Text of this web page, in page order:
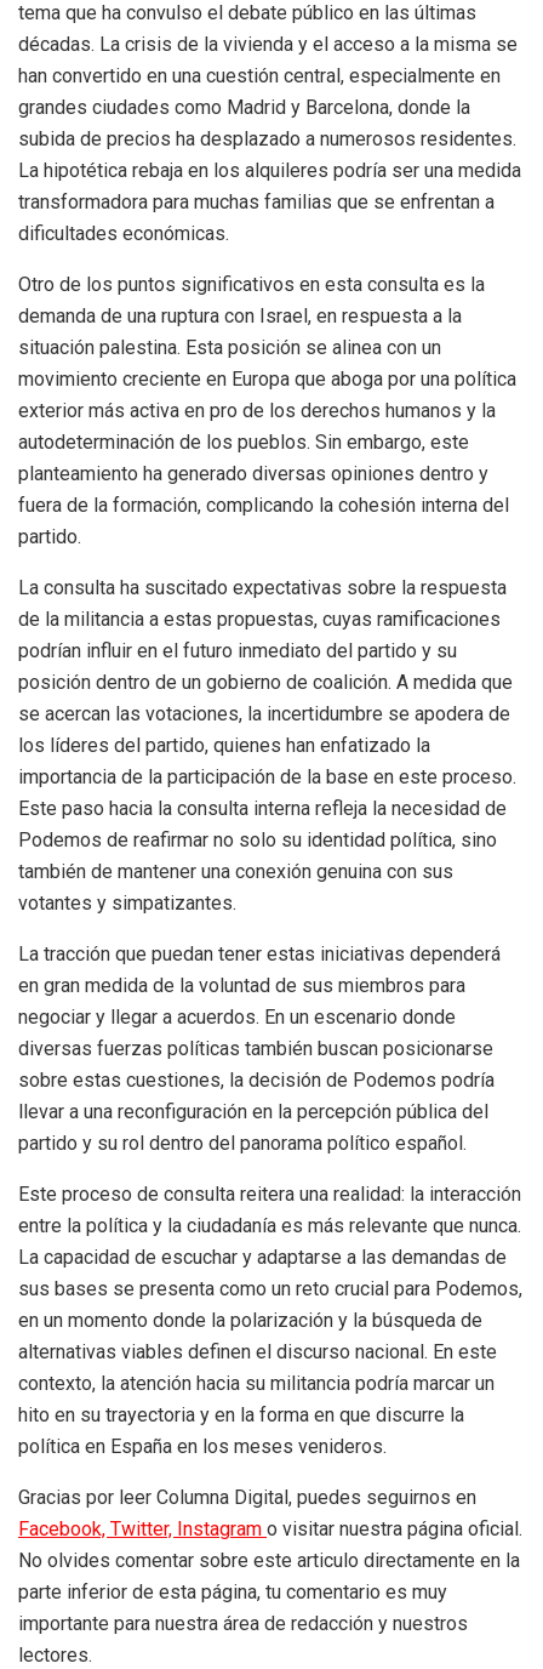
tema que ha convulso el debate público en las últimas
décadas. La crisis de la vivienda y el acceso a la misma se
han convertido en una cuestión central, especialmente en
grandes ciudades como Madrid y Barcelona, donde la
subida de precios ha desplazado a numerosos residentes.
La hipotética rebaja en los alquileres podría ser una medida
transformadora para muchas familias que se enfrentan a
dificultades económicas.
Otro de los puntos significativos en esta consulta es la
demanda de una ruptura con Israel, en respuesta a la
situación palestina. Esta posición se alinea con un
movimiento creciente en Europa que aboga por una política
exterior más activa en pro de los derechos humanos y la
autodeterminación de los pueblos. Sin embargo, este
planteamiento ha generado diversas opiniones dentro y
fuera de la formación, complicando la cohesión interna del
partido.
La consulta ha suscitado expectativas sobre la respuesta
de la militancia a estas propuestas, cuyas ramificaciones
podrían influir en el futuro inmediato del partido y su
posición dentro de un gobierno de coalición. A medida que
se acercan las votaciones, la incertidumbre se apodera de
los líderes del partido, quienes han enfatizado la
importancia de la participación de la base en este proceso.
Este paso hacia la consulta interna refleja la necesidad de
Podemos de reafirmar no solo su identidad política, sino
también de mantener una conexión genuina con sus
votantes y simpatizantes.
La tracción que puedan tener estas iniciativas dependerá
en gran medida de la voluntad de sus miembros para
negociar y llegar a acuerdos. En un escenario donde
diversas fuerzas políticas también buscan posicionarse
sobre estas cuestiones, la decisión de Podemos podría
llevar a una reconfiguración en la percepción pública del
partido y su rol dentro del panorama político español.
Este proceso de consulta reitera una realidad: la interacción
entre la política y la ciudadanía es más relevante que nunca.
La capacidad de escuchar y adaptarse a las demandas de
sus bases se presenta como un reto crucial para Podemos,
en un momento donde la polarización y la búsqueda de
alternativas viables definen el discurso nacional. En este
contexto, la atención hacia su militancia podría marcar un
hito en su trayectoria y en la forma en que discurre la
política en España en los meses venideros.
Gracias por leer Columna Digital, puedes seguirnos en
Facebook, Twitter, Instagram o visitar nuestra página oficial.
No olvides comentar sobre este articulo directamente en la
parte inferior de esta página, tu comentario es muy
importante para nuestra área de redacción y nuestros
lectores.